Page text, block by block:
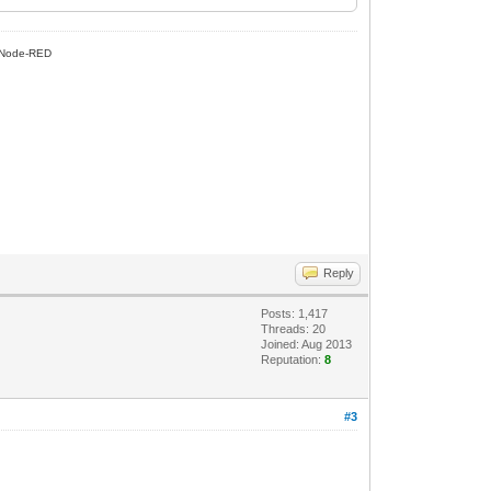
RED
Reply
Posts: 1,417
Threads: 20
Joined: Aug 2013
Reputation:8
#3